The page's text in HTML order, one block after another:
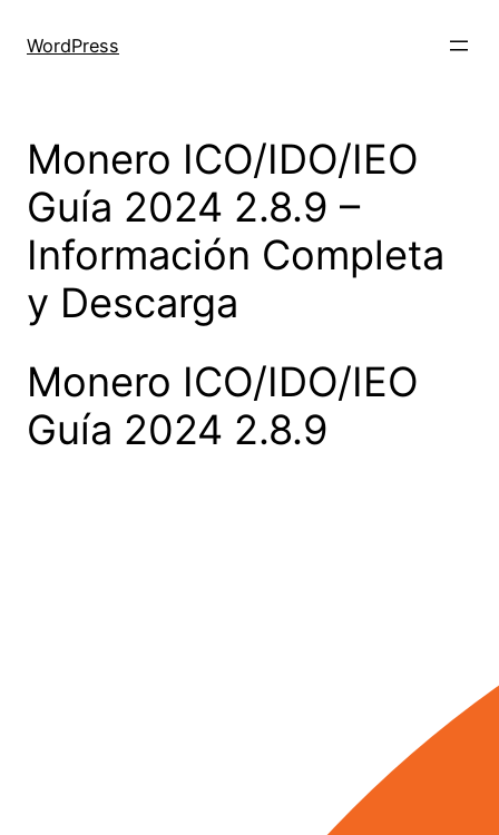
WordPress
Monero ICO/IDO/IEO
Guía 2024 2.8.9 –
Información Completa
y Descarga
Monero ICO/IDO/IEO
Guía 2024 2.8.9